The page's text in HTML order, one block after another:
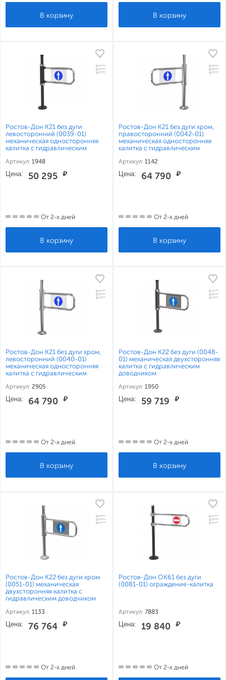
Ростов-Дон К21 без дуги
левосторонний (0039-01)
механическая односторонняя
калитка с гидравлическим
Артикул: 1948
Цена: 50 295 ₽
От 2-х дней
Ростов-Дон К21 без дуги хром,
правосторонний (0042-01)
механическая односторонняя
калитка с гидравлическим
Артикул: 1142
Цена: 64 790 ₽
От 2-х дней
Ростов-Дон К21 без дуги хром,
левосторонний (0040-01)
механическая односторонняя
калитка с гидравлическим
Артикул: 2905
Цена: 64 790 ₽
От 2-х дней
Ростов-Дон К22 без дуги (0048-
01) механическая двухсторонняя
калитка с гидравлическим
доводчиком
Артикул: 1950
Цена: 59 719 ₽
От 2-х дней
Ростов-Дон К22 без дуги хром
(0051-01) механическая
двухсторонняя калитка с
гидравлическим доводчиком
Артикул: 1133
Цена: 76 764 ₽
От 2-х дней
Ростов-Дон ОК61 без дуги
(0081-01) ограждение-калитка
Артикул: 7883
Цена: 19 840 ₽
От 2-х дней